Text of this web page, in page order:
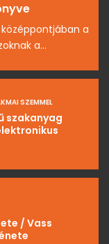
a
a...
SZEMMEL
szakanyag
/ Vass